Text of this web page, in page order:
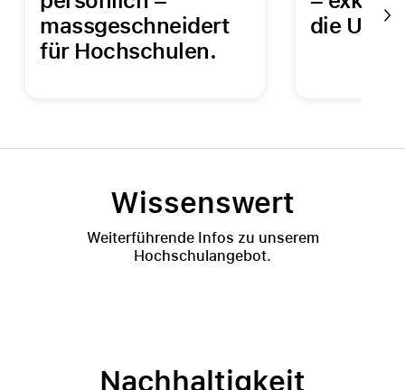
massgeschneidert
für Hochschulen.
die Uhr
Wissenswert
Weiterführende Infos zu unserem
Hochschulangebot.
Nachhaltigkeit